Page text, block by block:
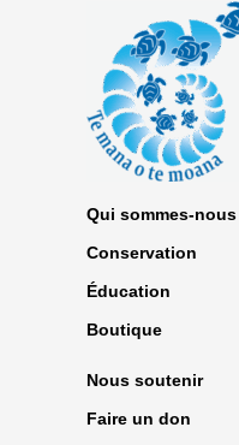
Qui sommes-nous
Conservation
Éducation
Boutique
Nous soutenir
Faire un don